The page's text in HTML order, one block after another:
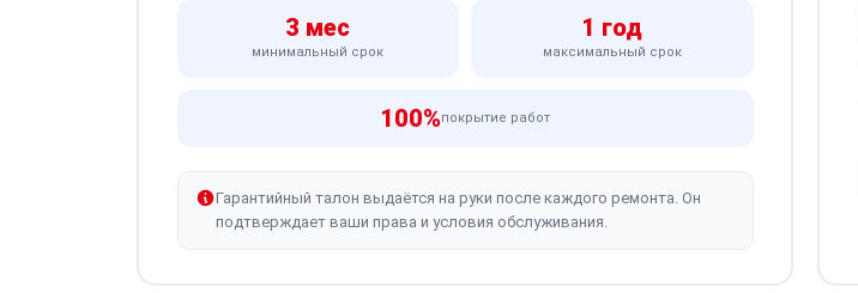
3 мес
минимальный срок
1 год
максимальный срок
100%покрытие работ
Гарантийный талон выдаётся на руки после каждого ремонта. Он
подтверждает ваши права и условия обслуживания.